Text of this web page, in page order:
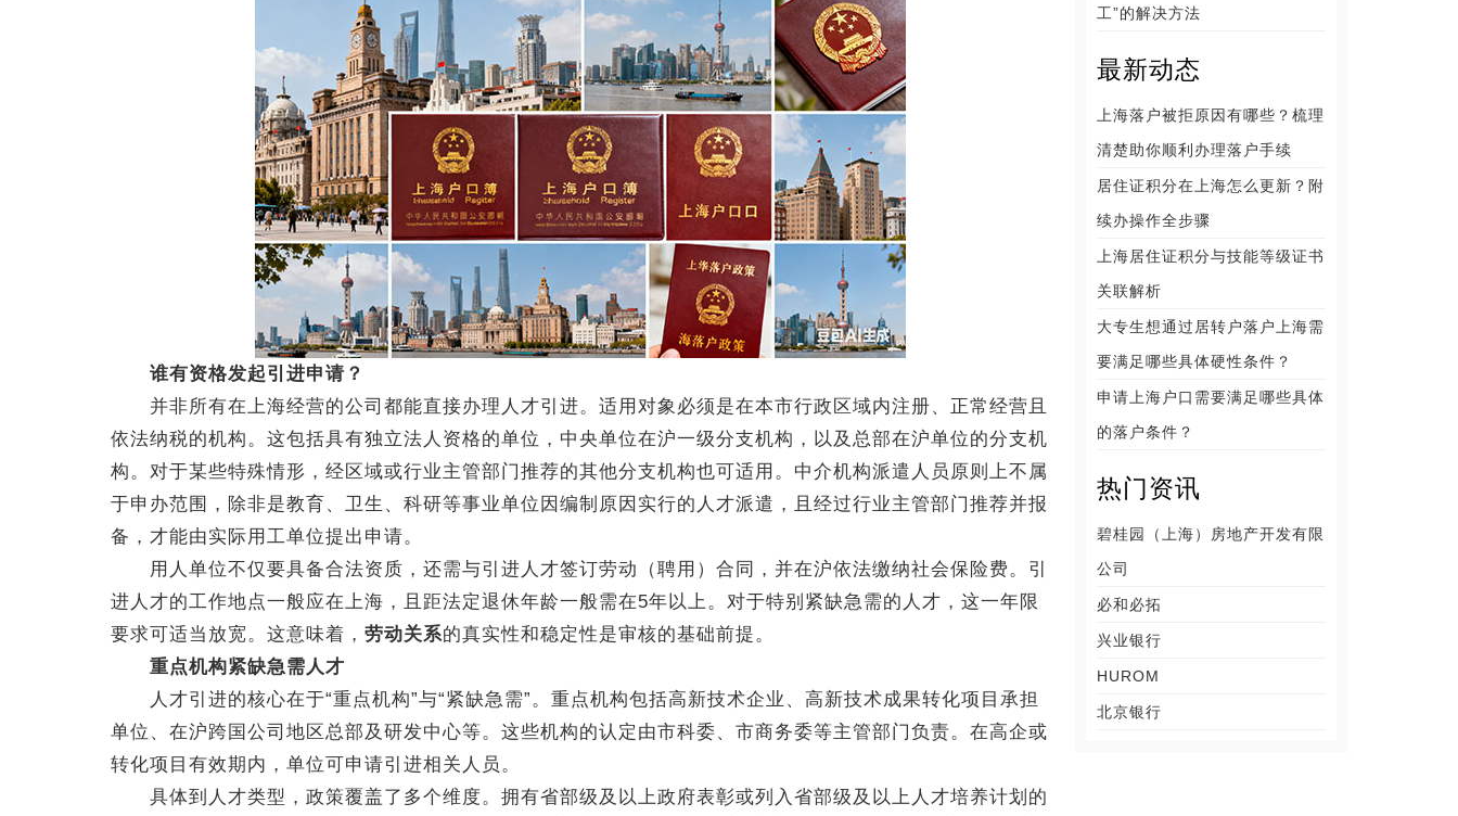
谁有资格发起引进申请？
并非所有在上海经营的公司都能直接办理人才引进。适用对象必须是在本市行政区域内注册、正常经营且
依法纳税的机构。这包括具有独立法人资格的单位，中央单位在沪一级分支机构，以及总部在沪单位的分支机
构。对于某些特殊情形，经区域或行业主管部门推荐的其他分支机构也可适用。中介机构派遣人员原则上不属
于申办范围，除非是教育、卫生、科研等事业单位因编制原因实行的人才派遣，且经过行业主管部门推荐并报
备，才能由实际用工单位提出申请。
用人单位不仅要具备合法资质，还需与引进人才签订劳动（聘用）合同，并在沪依法缴纳社会保险费。引
进人才的工作地点一般应在上海，且距法定退休年龄一般需在5年以上。对于特别紧缺急需的人才，这一年限
要求可适当放宽。这意味着， 劳动关系的真实性和稳定性是审核的基础前提。
重点机构紧缺急需人才
人才引进的核心在于“重点机构”与“紧缺急需”。重点机构包括高新技术企业、高新技术成果转化项目承担
单位、在沪跨国公司地区总部及研发中心等。这些机构的认定由市科委、市商务委等主管部门负责。在高企或
转化项目有效期内，单位可申请引进相关人员。
具体到人才类型，政策覆盖了多个维度。拥有省部级及以上政府表彰或列入省部级及以上人才培养计划的
工”的解决方法
最新动态
上海落户被拒原因有哪些？梳理
清楚助你顺利办理落户手续
居住证积分在上海怎么更新？附
续办操作全步骤
上海居住证积分与技能等级证书
关联解析
大专生想通过居转户落户上海需
要满足哪些具体硬性条件？
申请上海户口需要满足哪些具体
的落户条件？
热门资讯
碧桂园（上海）房地产开发有限
公司
必和必拓
兴业银行
HUROM
北京银行